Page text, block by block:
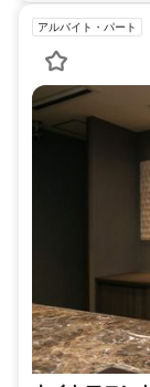
アルバイト・パート